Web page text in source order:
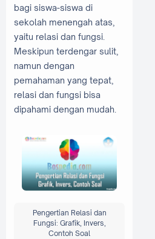
bagi siswa-siswa di
sekolah menengah atas,
yaitu relasi dan fungsi.
Meskipun terdengar sulit,
namun dengan
pemahaman yang tepat,
relasi dan fungsi bisa
dipahami dengan mudah.
Pengertian Relasi dan
Fungsi: Grafik, Invers,
Contoh Soal